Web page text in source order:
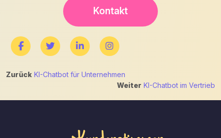
Kontakt
Beitrags-
Zurück KI-Chatbot für Unternehmen
Weiter KI-Chatbot im Vertrieb